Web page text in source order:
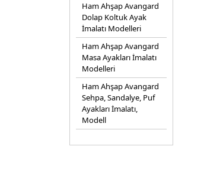
Ham Ahşap Avangard
Dolap Koltuk Ayak
İmalatı Modelleri
Ham Ahşap Avangard
Masa Ayakları İmalatı
Modelleri
Ham Ahşap Avangard
Sehpa, Sandalye, Puf
Ayakları İmalatı,
Modell